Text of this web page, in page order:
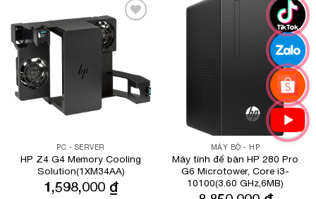
Wishlist
PC - SERVER
HP Z4 G4 Memory Cooling
Solution(1XM34AA)
1,598,000 ₫
Add to
Wishlist
MÁY BỘ - HP
Máy tính để bàn HP 280 Pro
G6 Microtower, Core i3-
10100(3.60 GHz,6MB)